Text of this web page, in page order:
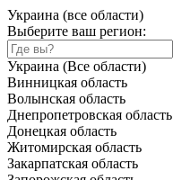
Украина (все области)
Выберите ваш регион:
Украина (Все области)
Винницкая область
Волынская область
Днепропетровская область
Донецкая область
Житомирская область
Закарпатская область